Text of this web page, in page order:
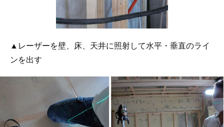
▲レーザーを壁、床、天井に照射して水平・垂直のライ
ンを出す